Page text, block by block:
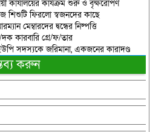
কার্যালয়ের কার্যক্রম শুরু ও বৃক্ষরোপণ
শিশুটি ফিরলো স্বজনদের কাছে
মেম্বারদের দ্বন্ধের নিষ্পত্তি
কারবারি গ্রে/ফ/তার
সদস্যকে জরিমানা, একজনের কারাদণ্ড
করুন